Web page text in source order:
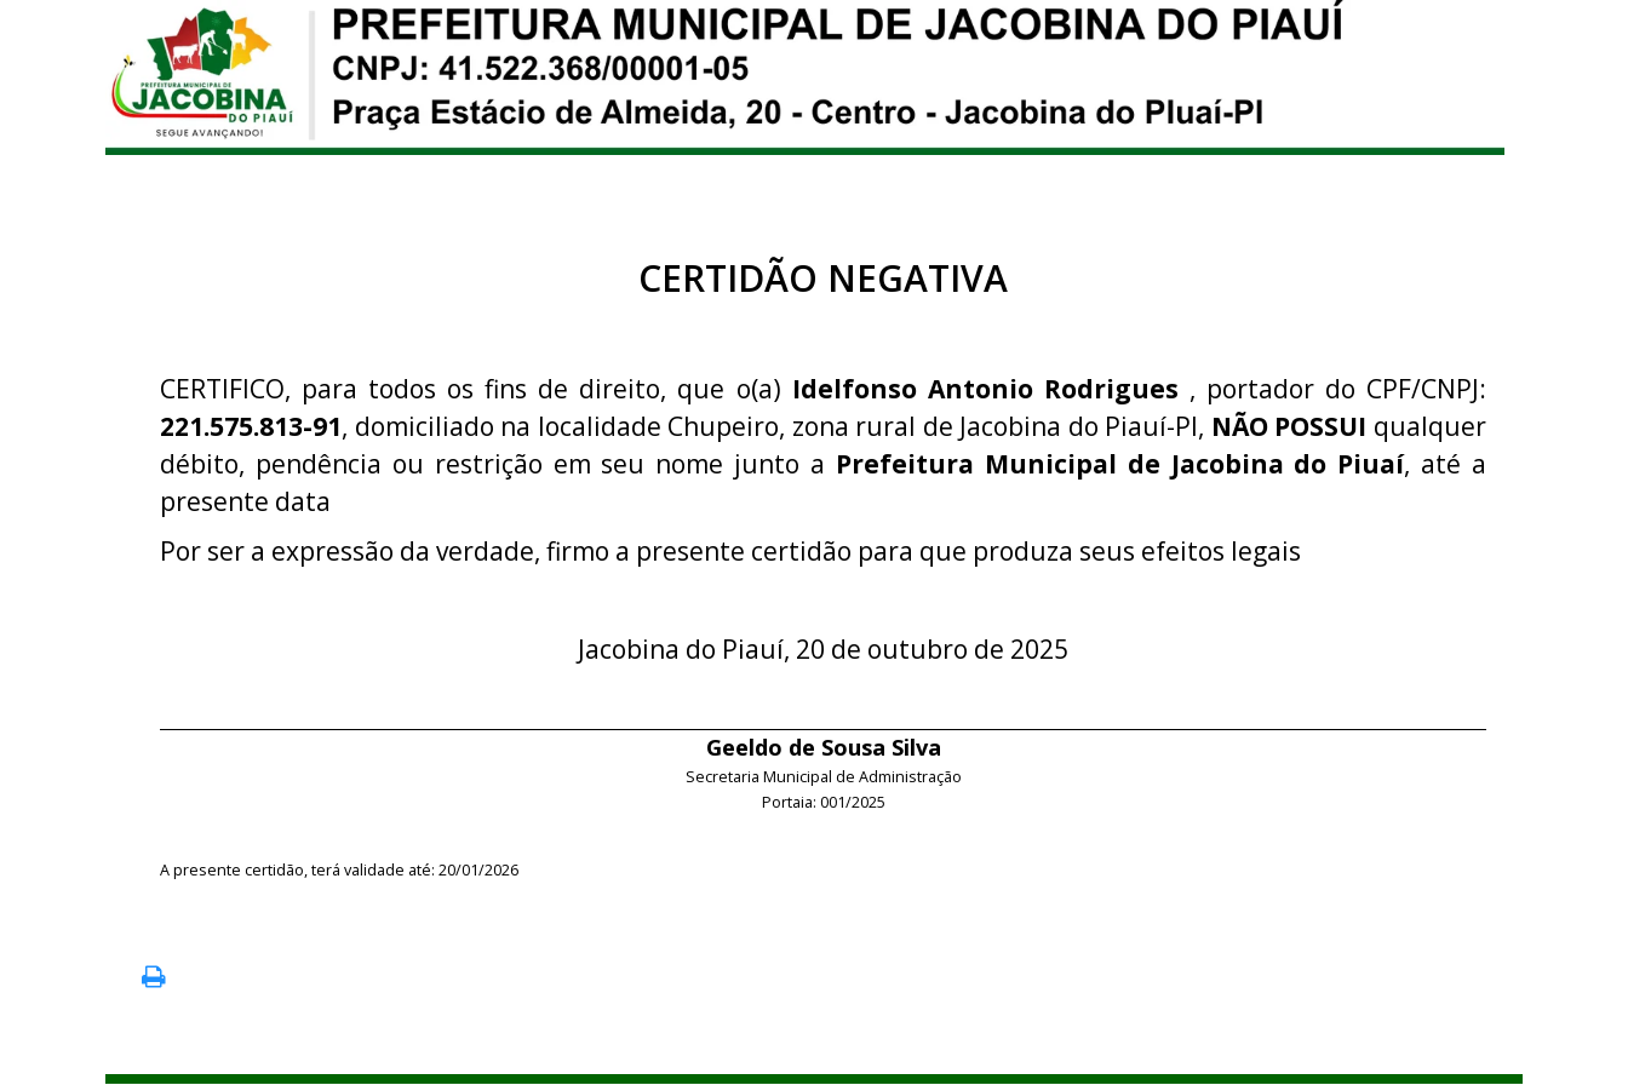
CERTIDÃO NEGATIVA
CERTIFICO, para todos os fins de direito, que o(a) Idelfonso Antonio Rodrigues , portador do CPF/CNPJ:
221.575.813-91, domiciliado na localidade Chupeiro, zona rural de Jacobina do Piauí-PI, NÃO POSSUI qualquer
débito, pendência ou restrição em seu nome junto a Prefeitura Municipal de Jacobina do Piuaí, até a
presente data
Por ser a expressão da verdade, firmo a presente certidão para que produza seus efeitos legais
Jacobina do Piauí, 20 de outubro de 2025
Geeldo de Sousa Silva
Secretaria Municipal de Administração
Portaia: 001/2025
A presente certidão, terá validade até: 20/01/2026